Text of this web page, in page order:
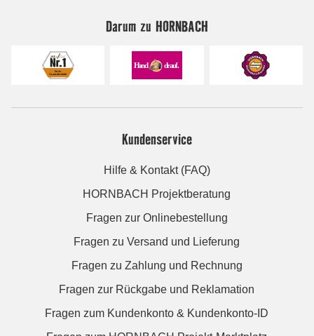
Darum zu HORNBACH
Kundenservice
Hilfe & Kontakt (FAQ)
HORNBACH Projektberatung
Fragen zur Onlinebestellung
Fragen zu Versand und Lieferung
Fragen zu Zahlung und Rechnung
Fragen zur Rückgabe und Reklamation
Fragen zum Kundenkonto & Kundenkonto-ID